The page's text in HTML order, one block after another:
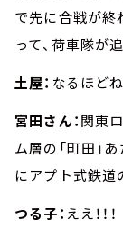
で先に合戦が終
って、荷車隊が
土屋： なるほどね
宮田さん：関東
ム層の「町田」
にアプト式鉄道
つる子： ええ！！！